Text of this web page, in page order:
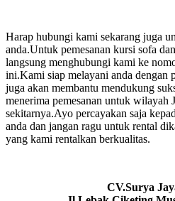
Harap hubungi kami sekarang juga
anda.Untuk pemesanan kursi sofa
langsung menghubungi kami ke
ini.Kami siap melayani anda dengan
juga akan membantu mendukung
menerima pemesanan untuk
sekitarnya.Ayo percayakan saja
anda dan jangan ragu untuk rental
yang kami rentalkan berkualitas.
CV.Surya